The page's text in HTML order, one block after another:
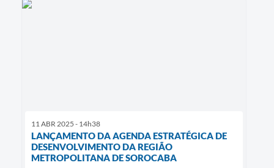
11 ABR 2025 - 14h38
LANÇAMENTO DA AGENDA ESTRATÉGICA DE
DESENVOLVIMENTO DA REGIÃO
METROPOLITANA DE SOROCABA